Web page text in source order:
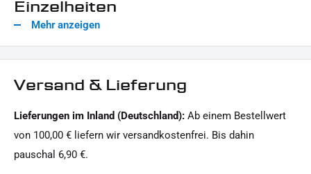
Einzelheiten
Mehr anzeigen
Versand & Lieferung
Lieferungen im Inland (Deutschland): Ab einem Bestellwert
von 100,00 € liefern wir versandkostenfrei. Bis dahin
pauschal 6,90 €.